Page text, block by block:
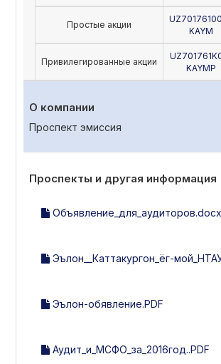
Простые акции
KAYM
Привилегированные акции
KAYMP
О компании
Проспект эмиссия
Проспекты и другая информация
Объявление_для_аудиторов.docx
Эълон__Каттакургон_ёг-
Эълон-обявление.PDF
Аудит_и_МСФО_за_2016год..PDF